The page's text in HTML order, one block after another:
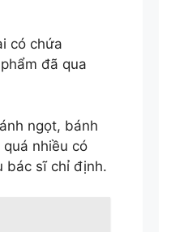
có chứa
đã qua
ngọt, bánh
nhiều có
bác sĩ chỉ định.